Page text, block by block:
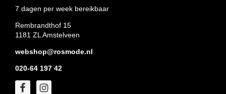
7 dagen per week bereikbaar
Rembrandthof 15
1181 ZL Amstelveen
webshop@rosmode.nl
020-64 197 42